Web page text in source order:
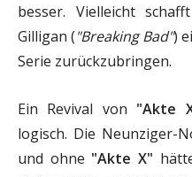
besser. Vielleicht
Gilligan ("Breaking Bad")
Serie zurückzubringen.
Ein Revival von "Akte
logisch. Die Neunziger-
und ohne "Akte X"